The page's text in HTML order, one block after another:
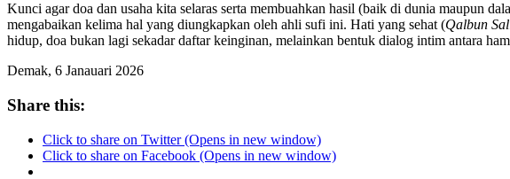
Kunci agar doa dan usaha kita selaras serta membuahkan hasil (baik di dunia maupun
mengabaikan kelima hal yang diungkapkan oleh ahli sufi ini. Hati yang sehat (Qalbun
hidup, doa bukan lagi sekadar daftar keinginan, melainkan bentuk dialog intim antara
Demak, 6 Janauari 2026
Share this:
Click to share on Twitter (Opens in new window)
Click to share on Facebook (Opens in new window)